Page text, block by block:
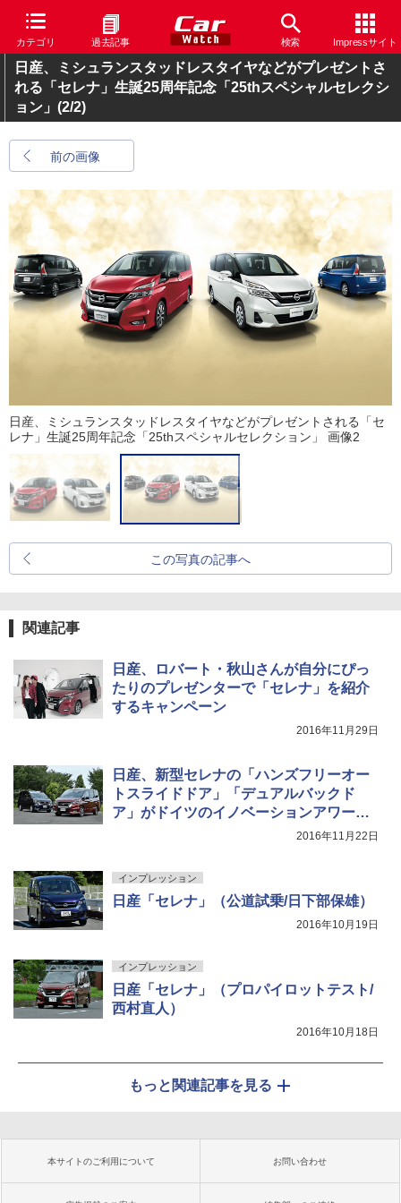
カテゴリ 過去記事 検索 Impressサイト
日産、ミシュランスタッドレスタイヤなどがプレゼントさ
れる「セレナ」生誕25周年記念「25thスペシャルセレクシ
ョン」 (2/2)
前の画像
日産、ミシュランスタッドレスタイヤなどがプレゼントされる「セ
レナ」生誕25周年記念「25thスペシャルセレクション」 画像2
この写真の記事へ
関連記事
日産、ロバート・秋山さんが自分にぴっ
たりのプレゼンターで「セレナ」を紹介
するキャンペーン
2016年11月29日
日産、新型セレナの「ハンズフリーオー
トスライドドア」「デュアルバックド
ア」がドイツのイノベーションアワード
2016年11月22日
インプレッション
日産「セレナ」（公道試乗/日下部保雄）
2016年10月19日
インプレッション
日産「セレナ」（プロパイロットテスト/
西村直人）
2016年10月18日
もっと関連記事を見る
本サイトのご利用について お問い合わせ